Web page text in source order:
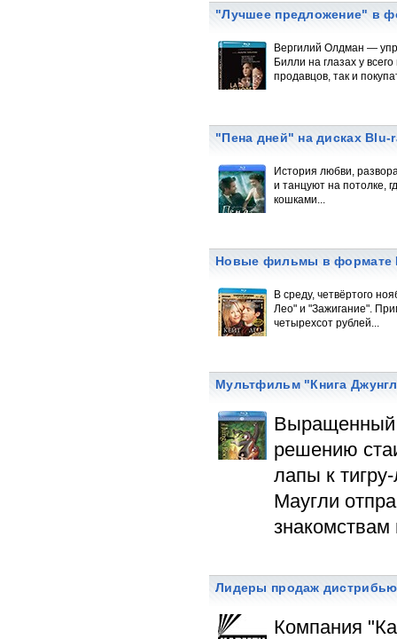
"Лучшее предложение" в
Вергилий Олдман —
Билли на глазах у
продавцов, так и
"Пена дней" на дисках Blu-
История любви,
и танцуют на потолке,
кошками...
Новые фильмы в формате
В среду, четвёртого
Лео" и "Зажигание".
четырехсот рублей...
Мультфильм "Книга
Выращенный
решению
лапы к
Маугли
Лидеры продаж
Компания